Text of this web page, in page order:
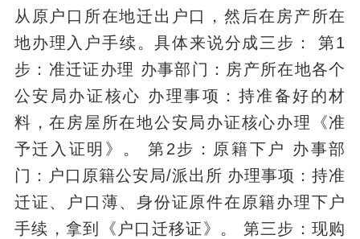
从原户口所在地迁出户口，然后在房产所在
地办理入户手续。具体来说分成三步： 第1
步：准迁证办理 办事部门：房产所在地各个
公安局办证核心 办理事项：持准备好的材
料，在房屋所在地公安局办证核心办理《准
予迁入证明》。 第2步：原籍下户 办事部
门：户口原籍公安局/派出所 办理事项：持准
迁证、户口薄、身份证原件在原籍办理下户
手续，拿到《户口迁移证》。 第三步：现购